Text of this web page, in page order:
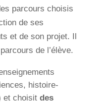
parcours choisis
de ses
et de son projet. Il
de l’élève.
histoire-
et choisit des